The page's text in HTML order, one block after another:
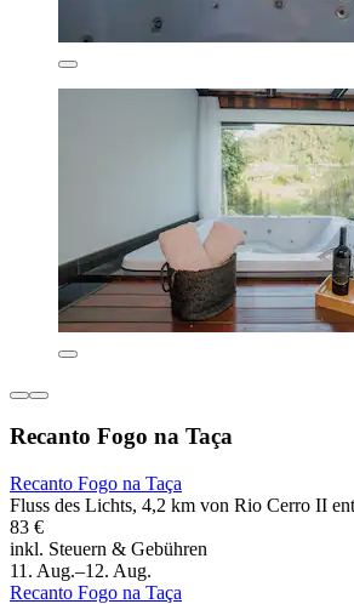
Recanto Fogo na Taça
Recanto Fogo na Taça
Fluss des Lichts, 4,2 km von Rio Cerro II
83 €
inkl. Steuern & Gebühren
11. Aug.–12. Aug.
Recanto Fogo na Taça